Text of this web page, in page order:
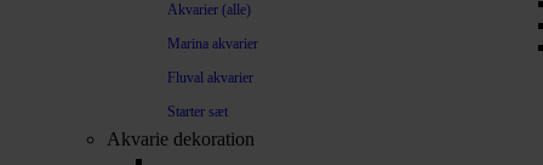
Akvarier (alle)
Marina akvarier
Fluval akvarier
Starter sæt
Akvarie dekoration